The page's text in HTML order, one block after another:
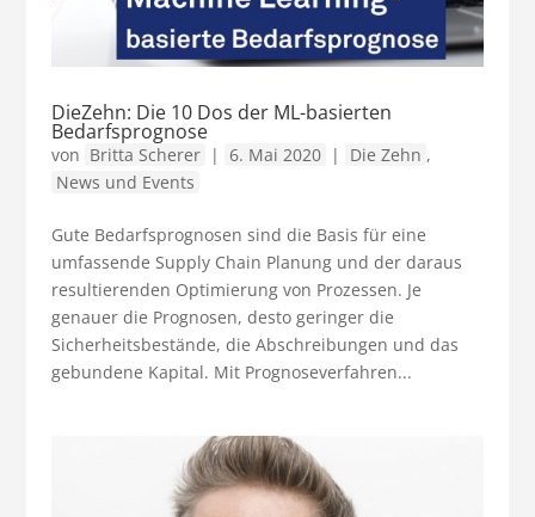
DieZehn: Die 10 Dos der ML-basierten
Bedarfsprognose
von Britta Scherer | 6. Mai 2020 | Die Zehn ,
News und Events
Gute Bedarfsprognosen sind die Basis für eine
umfassende Supply Chain Planung und der daraus
resultierenden Optimierung von Prozessen. Je
genauer die Prognosen, desto geringer die
Sicherheitsbestände, die Abschreibungen und das
gebundene Kapital. Mit Prognoseverfahren...